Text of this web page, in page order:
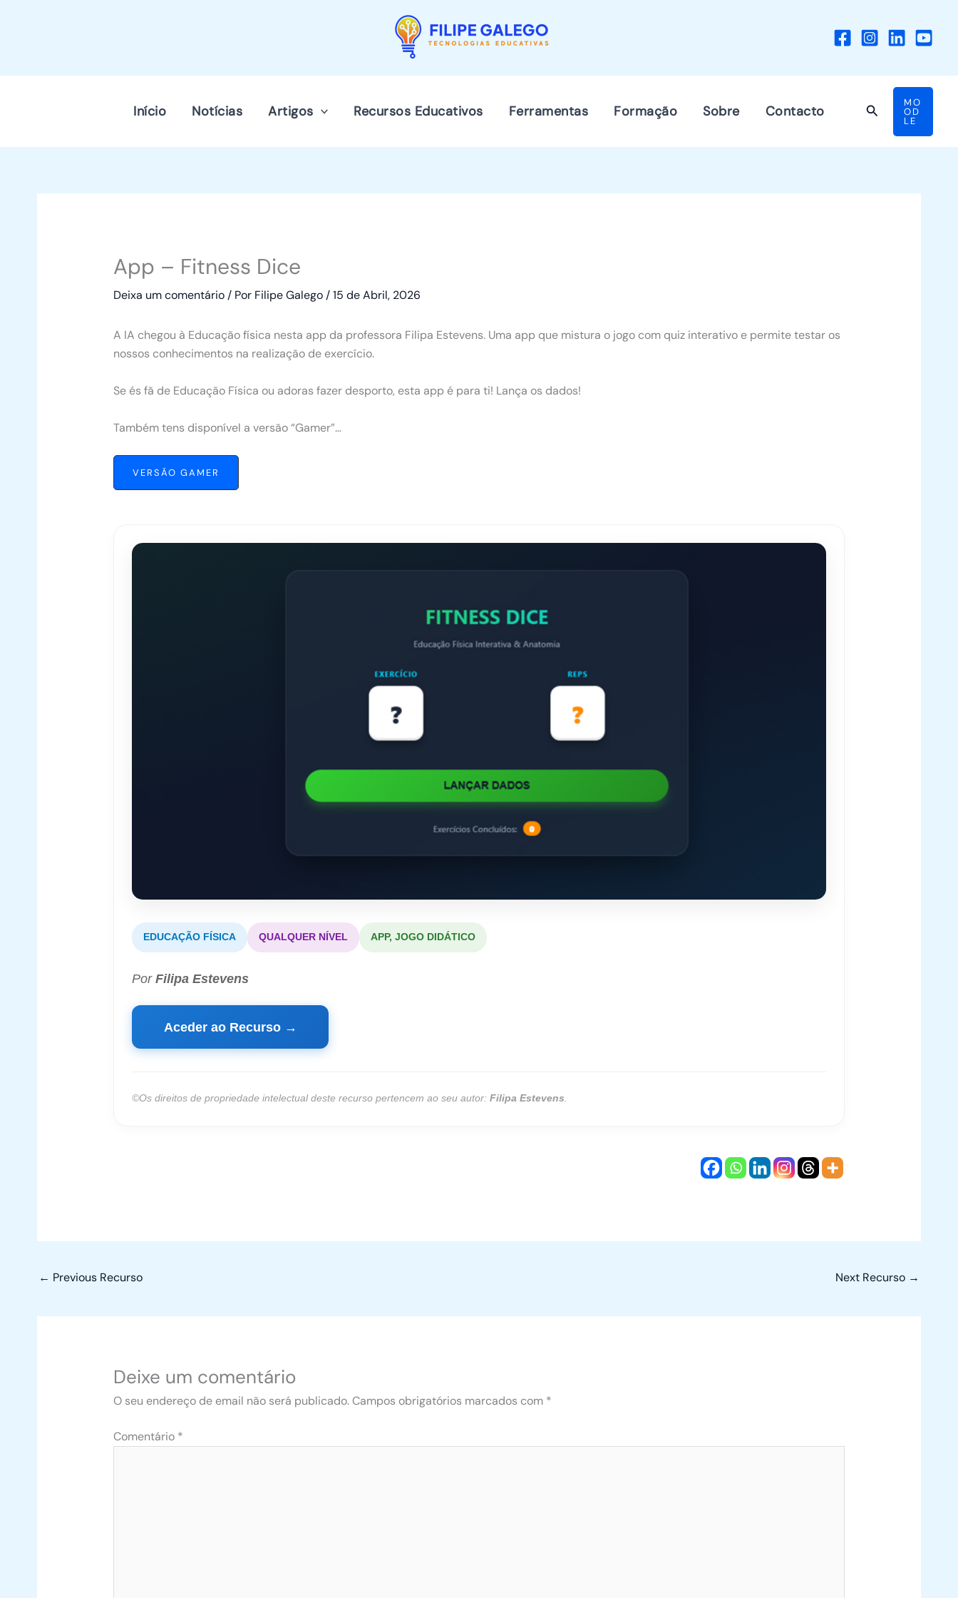
Início Notícias Artigos Recursos Educativos Ferramentas Formação Sobre Contacto SearchMO
OD
LE
App – Fitness Dice
Deixa um comentário / Por Filipe Galego/15 de Abril, 2026
A IA chegou à Educação física nesta app da professora Filipa Estevens. Uma app que mistura o jogo com quiz interativo e permite testar os
nossos conhecimentos na realização de exercício.
Se és fã de Educação Física ou adoras fazer desporto, esta app é para ti! Lança os dados!
Também tens disponível a versão “Gamer”…
VERSÃO GAMER
EDUCAÇÃO FÍSICA QUALQUER NÍVEL APP, JOGO DIDÁTICO
Por Filipa Estevens
Aceder ao Recurso →
©Os direitos de propriedade intelectual deste recurso pertencem ao seu autor: Filipa Estevens.
← Previous Recurso Next Recurso →
Deixe um comentário
O seu endereço de email não será publicado. Campos obrigatórios marcados com *
Comentário *